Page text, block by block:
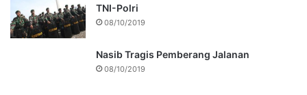
TNI-Polri
08/10/2019
Nasib Tragis Pemberang Jalanan
08/10/2019